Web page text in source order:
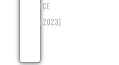
ICE
(2023)